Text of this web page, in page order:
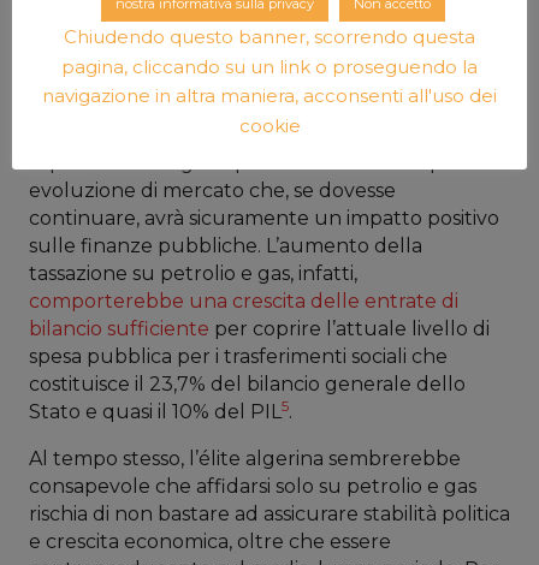
sua presa del potere nel corso dell’ultimo anno
punta a creare un nuovo “
patto sociale
autoritario” che dovrebbe fare leva su un ciclo
economico espansivo basato ancora una volta
sulla rendita derivante dalla produzione ed
evoluzione di mercato che, se dovesse
continuare, avrà sicuramente un impatto positivo
sulle finanze pubbliche. L’aumento della
tassazione su petrolio e gas, infatti,
comporterebbe una crescita delle entrate di
bilancio sufficiente per coprire l’attuale livello di
spesa pubblica per i trasferimenti sociali che
costituisce il 23,7% del bilancio generale dello
Stato e quasi il 10% del PIL5.
Al tempo stesso, l’élite algerina sembrerebbe
consapevole che affidarsi solo su petrolio e gas
rischia di non bastare ad assicurare stabilità politica
e crescita economica, oltre che essere
Chiudendo questo banner, scorrendo questa
pagina, cliccando su un link o proseguendo la
navigazione in altra maniera, acconsenti all'uso dei
cookie